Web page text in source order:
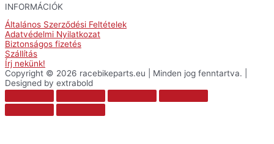
INFORMÁCIÓK
Általános Szerződési Feltételek
Adatvédelmi Nyilatkozat
Biztonságos fizetés
Szállítás
Írj nekünk!
Copyright © 2026 racebikeparts.eu | Minden jog fenntartva. |
Designed by extrabold